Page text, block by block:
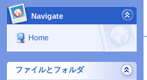
Navigate
Home
ファイルとフォルダ